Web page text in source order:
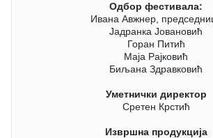
Одбор фестивала:
Ивана Авжнер,
Јадранка Јовановић
Горан Питић
Маја Рајковић
Биљана Здравковић
Уметнички директор
Сретен Крстић
Извршна продукција